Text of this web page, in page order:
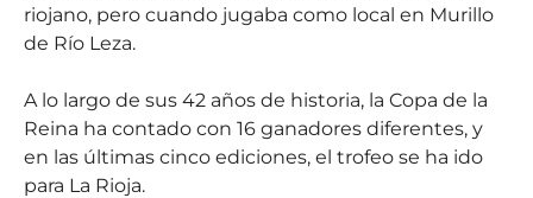
riojano, pero cuando jugaba como local en Murillo
de Río Leza.
A lo largo de sus 42 años de historia, la Copa de la
Reina ha contado con 16 ganadores diferentes, y
en las últimas cinco ediciones, el trofeo se ha ido
para La Rioja.